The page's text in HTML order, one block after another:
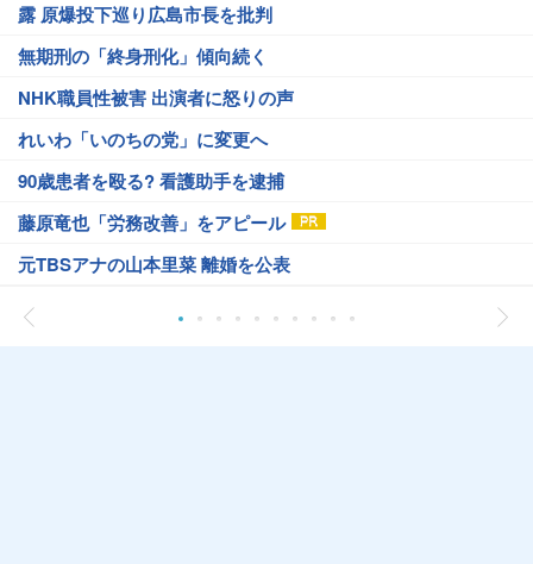
露 原爆投下巡り広島市長を批判
無期刑の「終身刑化」傾向続く
NHK職員性被害 出演者に怒りの声
れいわ「いのちの党」に変更へ
90歳患者を殴る? 看護助手を逮捕
藤原竜也「労務改善」をアピール
元TBSアナの山本里菜 離婚を公表